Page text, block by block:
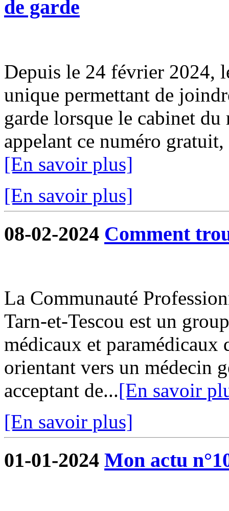
de garde
Depuis le 24 février 2024,
unique permettant de
garde lorsque le cabinet
appelant ce numéro
[En savoir plus]
[En savoir plus]
08-02-2024 Comment
La Communauté
Tarn-et-Tescou est un
médicaux et paramédicaux
orientant vers un médecin
acceptant de...[En savoir
[En savoir plus]
01-01-2024 Mon actu